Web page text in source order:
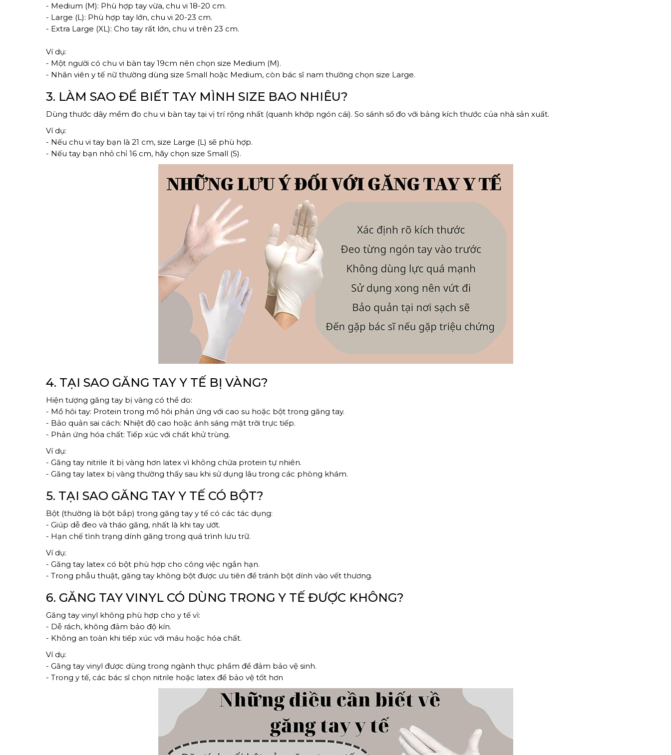
- Medium (M): Phù hợp tay vừa, chu vi 18-20 cm.
- Large (L): Phù hợp tay lớn, chu vi 20-23 cm.
- Extra Large (XL): Cho tay rất lớn, chu vi trên 23 cm.
Ví dụ:
- Một người có chu vi bàn tay 19cm nên chọn size Medium (M).
- Nhân viên y tế nữ thường dùng size Small hoặc Medium, còn bác sĩ nam thường chọn size Large.
3. LÀM SAO ĐỂ BIẾT TAY MÌNH SIZE BAO NHIÊU?
Dùng thước dây mềm đo chu vi bàn tay tại vị trí rộng nhất (quanh khớp ngón cái). So sánh số đo với bảng kích thước của nhà sản xuất.
Ví dụ:
- Nếu chu vi tay bạn là 21 cm, size Large (L) sẽ phù hợp.
- Nếu tay bạn nhỏ chỉ 16 cm, hãy chọn size Small (S).
4. TẠI SAO GĂNG TAY Y TẾ BỊ VÀNG?
Hiện tượng găng tay bị vàng có thể do:
- Mồ hôi tay: Protein trong mồ hôi phản ứng với cao su hoặc bột trong găng tay.
- Bảo quản sai cách: Nhiệt độ cao hoặc ánh sáng mặt trời trực tiếp.
- Phản ứng hóa chất: Tiếp xúc với chất khử trùng.
Ví dụ:
- Găng tay nitrile ít bị vàng hơn latex vì không chứa protein tự nhiên.
- Găng tay latex bị vàng thường thấy sau khi sử dụng lâu trong các phòng khám.
5. TẠI SAO GĂNG TAY Y TẾ CÓ BỘT?
Bột (thường là bột bắp) trong găng tay y tế có các tác dụng:
- Giúp dễ đeo và tháo găng, nhất là khi tay ướt.
- Hạn chế tình trạng dính găng trong quá trình lưu trữ.
Ví dụ:
- Găng tay latex có bột phù hợp cho công việc ngắn hạn.
- Trong phẫu thuật, găng tay không bột được ưu tiên để tránh bột dính vào vết thương.
6. GĂNG TAY VINYL CÓ DÙNG TRONG Y TẾ ĐƯỢC KHÔNG?
Găng tay vinyl không phù hợp cho y tế vì:
- Dễ rách, không đảm bảo độ kín.
- Không an toàn khi tiếp xúc với máu hoặc hóa chất.
Ví dụ:
- Găng tay vinyl được dùng trong ngành thực phẩm để đảm bảo vệ sinh.
- Trong y tế, các bác sĩ chọn nitrile hoặc latex để bảo vệ tốt hơn